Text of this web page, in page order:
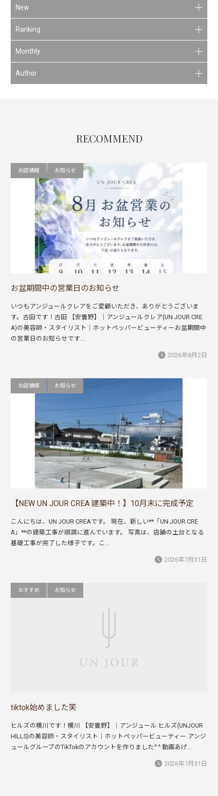
New
Ranking
Monthly
Author
RECOMMEND
お店情報 お知らせ
お盆期間中の営業日のお知らせ
いつもアンジュールクレアをご愛顧いただき、ありがとうございま
す。古田です！古田 【安曇野】｜アンジュールクレア(UN JOUR CRE
A)の美容師・スタイリスト｜ホットペッパービューティーお盆期間中
の営業日のお知らせです...
2026年8月2日
お店情報 お知らせ
【NEW UN JOUR CREA 建築中！】10月末に完成予定
こんにちは、UN JOUR CREAです。 現在、新しい**「UN JOUR CRE
A」**の建築工事が順調に進んでいます。 写真は、店舗の土台となる
基礎工事が完了した様子です。こ...
2026年7月31日
おすすめ お知らせ
tiktok始めました笑
ヒルズの横川です！横川 【安曇野】｜アンジュール ヒルズ(UNJOUR
HILLS)の美容師・スタイリスト｜ホットペッパービューティー アンジ
ュールグループのTikTokのアカウントを作りました^ ^ 動画あげ...
2026年7月31日